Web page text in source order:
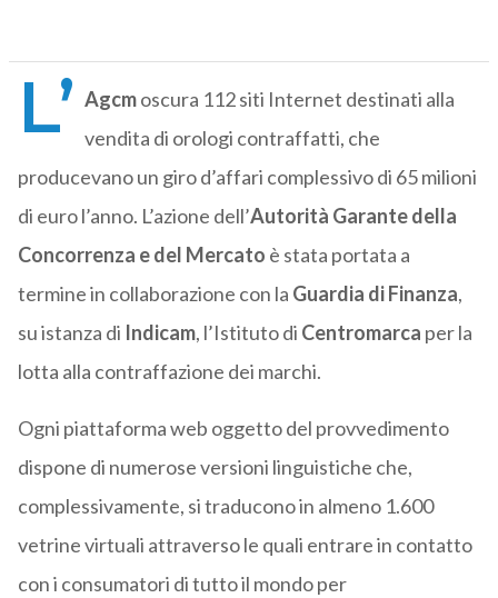
L’ Agcmoscura 112 siti Internet destinati alla
vendita di orologi contraffatti, che
producevano un giro d’affari complessivo di 65 milioni
di euro l’anno. L’azione dell’Autorità Garante della
Concorrenza e del Mercato è stata portata a
termine in collaborazione con la Guardia di Finanza,
su istanza di Indicam, l’Istituto di Centromarca per la
lotta alla contraffazione dei marchi.
Ogni piattaforma web oggetto del provvedimento
dispone di numerose versioni linguistiche che,
complessivamente, si traducono in almeno 1.600
vetrine virtuali attraverso le quali entrare in contatto
con i consumatori di tutto il mondo per